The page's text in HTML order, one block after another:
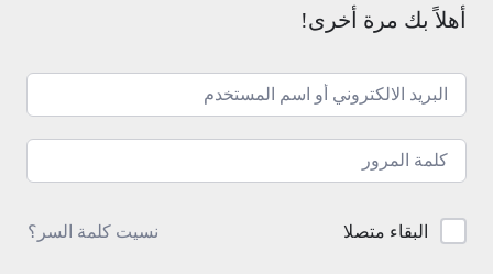
أهلاً بك مرة أخرى!
البقاء متصلا نسيت كلمة السر؟